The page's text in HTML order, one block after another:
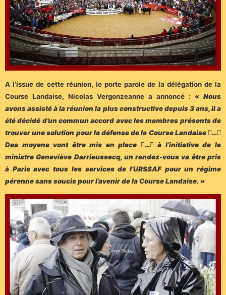
A l’issue de cette réunion, le porte parole de la délégation de la
Course Landaise, Nicolas Vergonzeanne a annoncé : « Nous
avons assisté à la réunion la plus constructive depuis 3 ans, il a
été décidé d’un commun accord avec les membres présents de
trouver une solution pour la défense de la Course Landaise …
Des moyens vont être mis en place … à l’initiative de la
ministre Geneviève Darrieussecq, un rendez-vous va être pris
à Paris avec tous les services de l’URSSAF pour un régime
pérenne sans soucis pour l’avenir de la Course Landaise. »